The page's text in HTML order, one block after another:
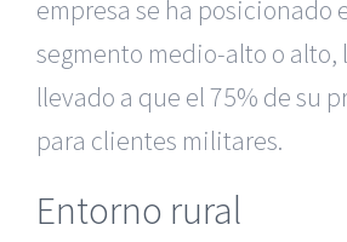
empresa se ha posicionado
segmento medio-alto o alto,
llevado a que el 75% de su
para clientes militares.
Entorno rural